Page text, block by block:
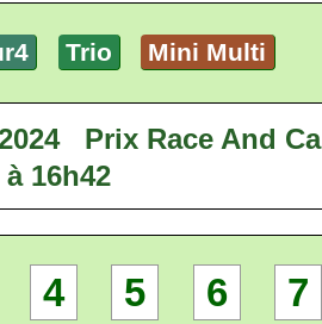
Trio Mini Multi
Prix Race And
à 16h42
4 5 6 7